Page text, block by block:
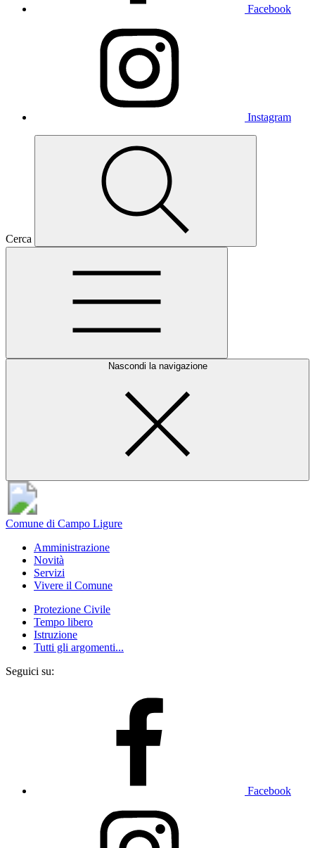
Facebook
Instagram
Cerca
Nascondi la navigazione
Comune di Campo Ligure
Amministrazione
Novità
Servizi
Vivere il Comune
Protezione Civile
Tempo libero
Istruzione
Tutti gli argomenti...
Seguici su:
Facebook